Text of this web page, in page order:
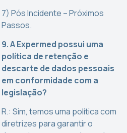
7) Pós Incidente – Próximos
Passos.
9. A Expermed possui uma
política de retenção e
descarte de dados pessoais
em conformidade com a
legislação?
R.: Sim, temos uma política com
diretrizes para garantir o